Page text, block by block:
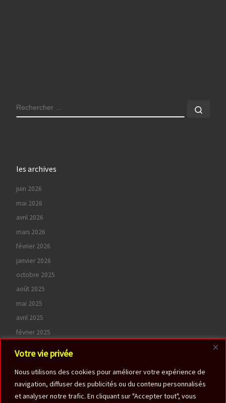
Votre vie privée
Nous utilisons des cookies pour améliorer votre expérience de
navigation, diffuser des publicités ou du contenu personnalisés
et analyser notre trafic. En cliquant sur "Accepter tout", vous
RECHERCHER
les archives
juin 2026
mai 2026
avril 2026
mars 2026
février 2026
janvier 2026
octobre 2025
août 2025
mai 2025
avril 2025
février 2025
avril 2024
septembre 2022